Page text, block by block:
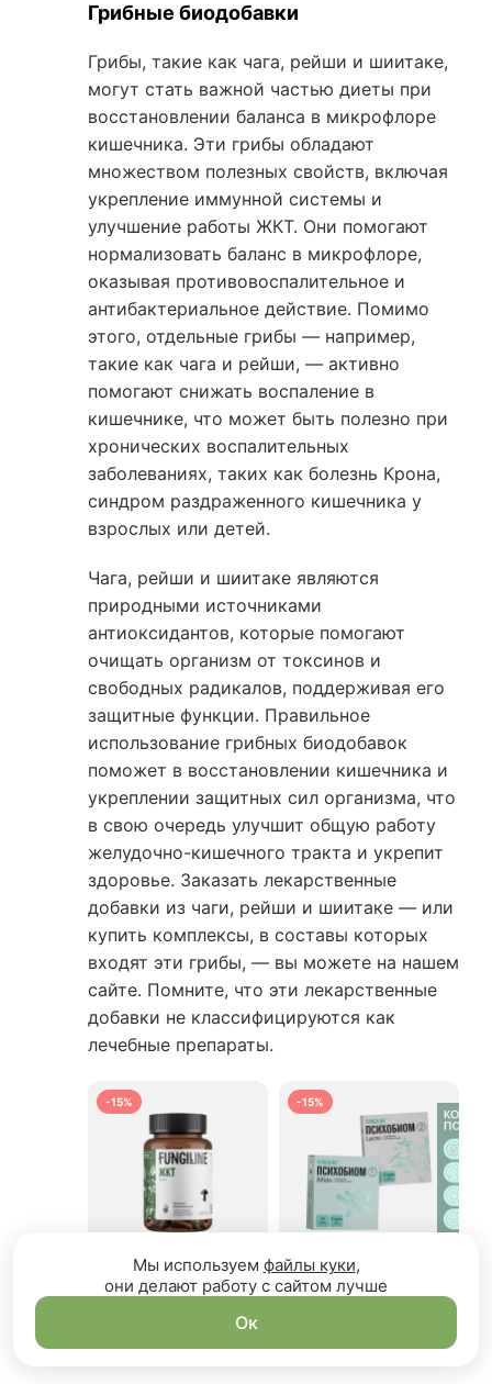
Грибные биодобавки
Грибы, такие как чага, рейши и шиитаке,
могут стать важной частью диеты при
восстановлении баланса в микрофлоре
кишечника. Эти грибы обладают
множеством полезных свойств, включая
укрепление иммунной системы и
улучшение работы ЖКТ. Они помогают
нормализовать баланс в микрофлоре,
оказывая противовоспалительное и
антибактериальное действие. Помимо
этого, отдельные грибы — например,
такие как чага и рейши, — активно
помогают снижать воспаление в
кишечнике, что может быть полезно при
хронических воспалительных
заболеваниях, таких как болезнь Крона,
синдром раздраженного кишечника у
взрослых или детей.
Чага, рейши и шиитаке являются
природными источниками
антиоксидантов, которые помогают
очищать организм от токсинов и
свободных радикалов, поддерживая его
защитные функции. Правильное
использование грибных биодобавок
поможет в восстановлении кишечника и
укреплении защитных сил организма, что
в свою очередь улучшит общую работу
желудочно-кишечного тракта и укрепит
здоровье. Заказать лекарственные
добавки из чаги, рейши и шиитаке — или
купить комплексы, в составы которых
входят эти грибы, — вы можете на нашем
сайте. Помните, что эти лекарственные
добавки не классифицируются как
лечебные препараты.
-15%
4.73 12
Комплекс «ЖКТ»
60 капсул
-15%
5.00 6
2 этапа
Мы используем файлы куки,
они делают работу с сайтом лучше
Ок